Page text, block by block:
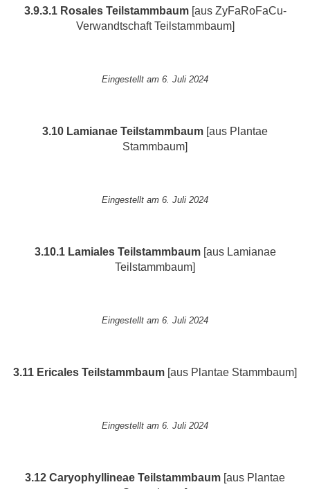
3.9.3.1 Rosales Teilstammbaum[aus ZyFaRoFaCu-
Verwandtschaft Teilstammbaum]
Eingestellt am 6. Juli 2024
3.10 Lamianae Teilstammbaum [aus Plantae
Stammbaum]
Eingestellt am 6. Juli 2024
3.10.1 Lamiales Teilstammbaum[aus Lamianae
Teilstammbaum]
Eingestellt am 6. Juli 2024
3.11 Ericales Teilstammbaum [aus Plantae Stammbaum]
Eingestellt am 6. Juli 2024
3.12 Caryophyllineae Teilstammbaum [aus Plantae